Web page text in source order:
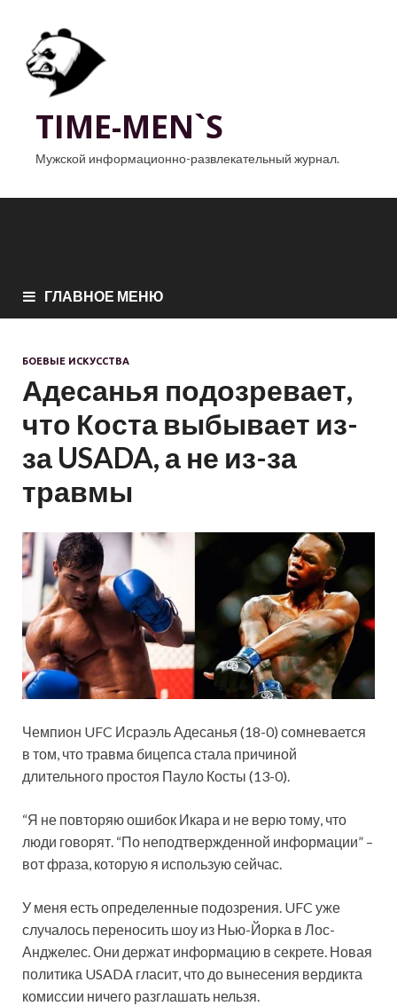
TIME-MEN`S
Мужской информационно-развлекательный журнал.
ГЛАВНОЕ МЕНЮ
БОЕВЫЕ ИСКУССТВА
Адесанья подозревает,
что Коста выбывает из-
за USADA, а не из-за
травмы
Чемпион UFC Исраэль Адесанья (18-0) сомневается
в том, что травма бицепса стала причиной
длительного простоя Пауло Косты (13-0).
“Я не повторяю ошибок Икара и не верю тому, что
люди говорят. “По неподтвержденной информации” –
вот фраза, которую я использую сейчас.
У меня есть определенные подозрения. UFC уже
случалось переносить шоу из Нью-Йорка в Лос-
Анджелес. Они держат информацию в секрете. Новая
политика USADA гласит, что до вынесения вердикта
комиссии ничего разглашать нельзя.